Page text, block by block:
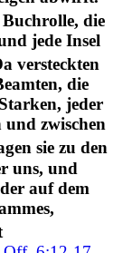
die
jede Insel
versteckten
die
jeder
zwischen
sie zu den
uns, und
auf dem